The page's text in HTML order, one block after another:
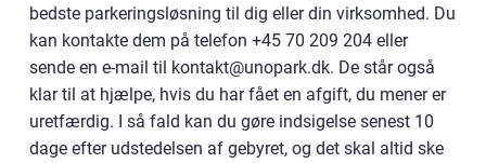
bedste parkeringsløsning til dig eller din virksomhed. Du
kan kontakte dem på telefon +45 70 209 204 eller
sende en e-mail til kontakt@unopark.dk. De står også
klar til at hjælpe, hvis du har fået en afgift, du mener er
uretfærdig. I så fald kan du gøre indsigelse senest 10
dage efter udstedelsen af gebyret, og det skal altid ske